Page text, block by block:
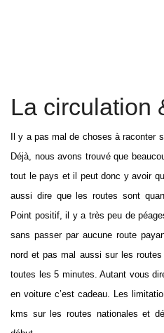
La circulation
Il y a pas mal de choses à raconter
Déjà, nous avons trouvé que
tout le pays et il peut donc y avoir
aussi dire que les routes sont
Point positif, il y a très peu de
sans passer par aucune route
nord et pas mal aussi sur les
toutes les 5 minutes. Autant vous
en voiture c’est cadeau. Les
kms sur les routes nationales et